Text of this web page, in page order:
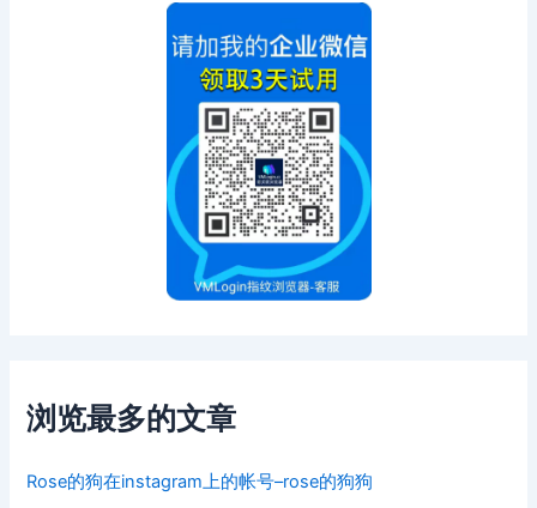
浏览最多的文章
Rose的狗在instagram上的帐号–rose的狗狗